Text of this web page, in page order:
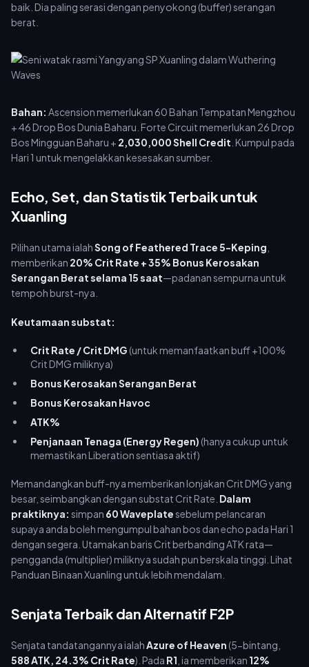
baik. Dia paling serasi dengan penyokong (buffer) serangan
berat.
Bahan: Ascension memerlukan 60 Bahan Tempatan Mengzhou
+ 46 Drop Bos Dunia Baharu. Forte Circuit memerlukan 26 Drop
Bos Mingguan Baharu + 2,030,000 Shell Credit . Kumpul pada
Hari 1 untuk mengelakkan kesesakan sumber.
Echo, Set, dan Statistik Terbaik untuk
Xuanling
Pilihan utama ialahSong of Feathered Trace 5-Keping
memberikan 20% Crit Rate + 35% Bonus Kerosakan
Serangan Berat selama 15 saat—padanan sempurna untuk
tempoh burst-nya.
Keutamaan substat:
Crit Rate / Crit DMG (untuk memanfaatkan buff +100%
Crit DMG miliknya)
Bonus Kerosakan Serangan Berat
Bonus Kerosakan Havoc
ATK%
Penjanaan Tenaga (Energy Regen) (hanya cukup untuk
memastikan Liberation sentiasa aktif)
Memandangkan buff-nya memberikan lonjakan Crit DMG yang
besar, seimbangkan dengan substat Crit Rate. Dalam
praktiknya: simpan 60 Waveplatesebelum pelancaran
supaya anda boleh mengumpul bahan bos dan echo pada Hari 1
dengan segera. Utamakan baris Crit berbanding ATK rata—
pengganda (multiplier) miliknya sudah pun berskala tinggi. Lihat
Panduan Binaan Xuanling untuk lebih mendalam.
Senjata Terbaik dan Alternatif F2P
Senjata tandatangannya ialahAzure of Heaven (5-bintang,
588 ATK, 24.3% Crit Rate). Pada R1 , ia memberikan 12%